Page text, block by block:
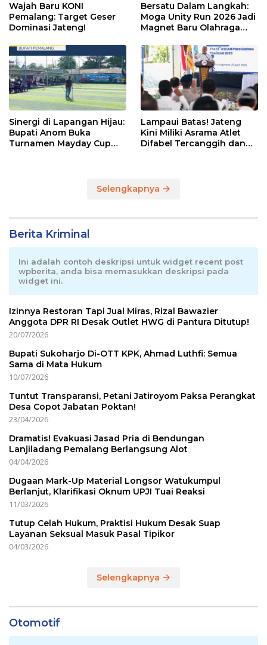
Wajah Baru KONI
Pemalang: Target Geser
Dominasi Jateng!
Bersatu Dalam Langkah:
Moga Unity Run 2026 Jadi
Magnet Baru Olahraga
Sinergi di Lapangan Hijau:
Bupati Anom Buka
Turnamen Mayday Cup
Lampaui Batas! Jateng
Kini Miliki Asrama Atlet
Difabel Tercanggih dan
Selengkapnya
Berita Kriminal
Ini adalah contoh deskripsi untuk widget recent post
wpberita, anda bisa memasukkan deskripsi pada
widget ini.
Izinnya Restoran Tapi Jual Miras, Rizal Bawazier
Anggota DPR RI Desak Outlet HWG di Pantura Ditutup!
20/07/2026
Bupati Sukoharjo Di-OTT KPK, Ahmad Luthfi: Semua
Sama di Mata Hukum
10/07/2026
Tuntut Transparansi, Petani Jatiroyom Paksa Perangkat
Desa Copot Jabatan Poktan!
23/04/2026
Dramatis! Evakuasi Jasad Pria di Bendungan
Lanjiladang Pemalang Berlangsung Alot
04/04/2026
Dugaan Mark-Up Material Longsor Watukumpul
Berlanjut, Klarifikasi Oknum UPJI Tuai Reaksi
11/03/2026
Tutup Celah Hukum, Praktisi Hukum Desak Suap
Layanan Seksual Masuk Pasal Tipikor
04/03/2026
Selengkapnya
Otomotif